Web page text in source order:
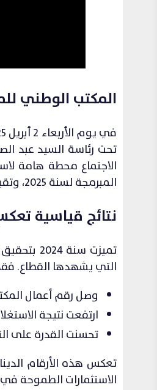
المكتب الوطني
تحت رئاسة السيد عبد
المبرمجة لسنة 2025، وتقييم التقدم المحرز في تنفيذ استراتيجية “مطارات 2030” المهيكلة.
نتائج قياسية
تميزت
التي يشهدها القطاع.
وصل رقم أعمال المكتب إلى أكثر من 5,4 مليار
ارتفعت نتيجة الاستغلال بنسبة 34% لتصل
تحسنت القدرة على التمويل الذاتي
تعكس هذه الأرقام
الاستثمارات الطموحة